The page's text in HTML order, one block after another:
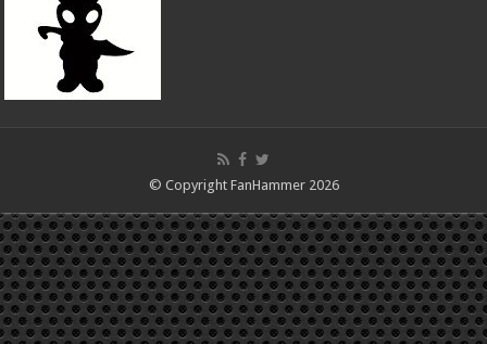
© Copyright FanHammer 2026